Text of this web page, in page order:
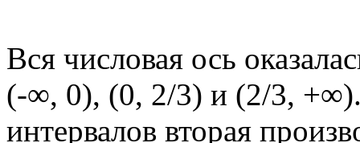
Вся числовая ось
(-∞, 0), (0, 2/3) и (2/3,
интервалов вторая